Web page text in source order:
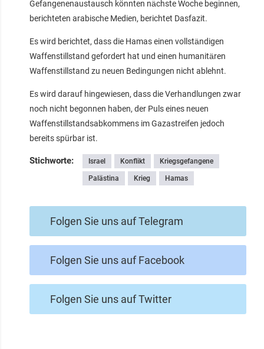
Gefangenenaustausch könnten nächste Woche beginnen,
berichteten arabische Medien, berichtet Dasfazit.
Es wird berichtet, dass die Hamas einen vollständigen
Waffenstillstand gefordert hat und einen humanitären
Waffenstillstand zu neuen Bedingungen nicht ablehnt.
Es wird darauf hingewiesen, dass die Verhandlungen zwar
noch nicht begonnen haben, der Puls eines neuen
Waffenstillstandsabkommens im Gazastreifen jedoch
bereits spürbar ist.
Stichworte: Israel Konflikt Kriegsgefangene
Palästina Krieg Hamas
Folgen Sie uns auf Telegram
Folgen Sie uns auf Facebook
Folgen Sie uns auf Twitter